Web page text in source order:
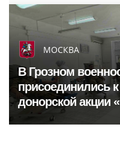
МОСКВА
В Грозном
присоединились
донорской акции